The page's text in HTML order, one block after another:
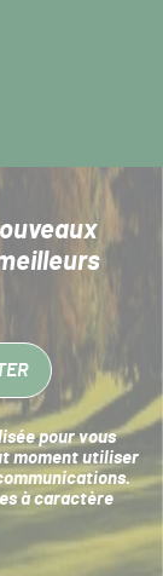
pour vous
moment utiliser
à caractère